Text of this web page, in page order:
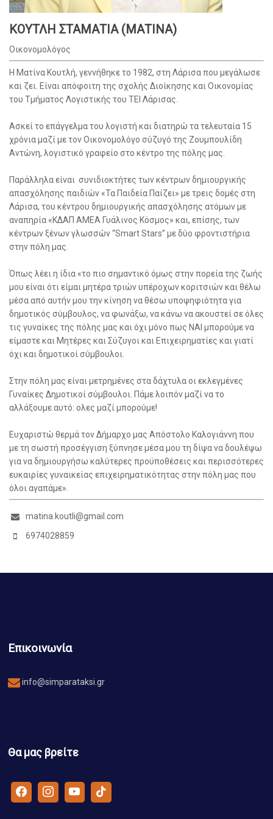
ΚΟΥΤΛΗ ΣΤΑΜΑΤΙΑ (ΜΑΤΙΝΑ)
Οικονομολόγος
Η Ματίνα Κουτλή, γεννήθηκε το 1982, στη Λάρισα που μεγάλωσε
και ζει. Είναι απόφοιτη της σχολής Διοίκησης και Οικονομίας
του Τμήματος Λογιστικής του ΤΕΙ Λάρισας.
Ασκεί το επάγγελμα του λογιστή και διατηρώ τα τελευταία 15
χρόνια μαζί με τον Οικονομολόγο σύζυγό της Ζουμπουλίδη
Αντώνη, λογιστικό γραφείο στο κέντρο της πόλης μας.
Παράλληλα είναι συνιδιοκτήτες των κέντρων δημιουργικής
απασχόλησης παιδιών «Τα Παιδεία Παίζει» με τρεις δομές στη
Λάρισα, του κέντρου δημιουργικής απασχόλησης ατόμων με
αναπηρία «ΚΔΑΠ ΑΜΕΑ Γυάλινος Κόσμος» και, επίσης, των
κέντρων ξένων γλωσσών “Smart Stars” με δύο φροντιστήρια
στην πόλη μας.
Όπως λέει η ίδια «το πιο σημαντικό όμως στην πορεία της ζωής
μου είναι ότι είμαι μητέρα τριών υπέροχων κοριτσιών και θέλω
μέσα από αυτήν μου την κίνηση να θέσω υποψηφιότητα για
δημοτικός σύμβουλος, να φωνάξω, να κάνω να ακουστεί σε όλες
τις γυναίκες της πόλης μας και όχι μόνο πως ΝΑΙ μπορούμε να
είμαστε και Μητέρες και Σύζυγοι και Επιχειρηματίες και γιατί
όχι και δημοτικοί σύμβουλοι.
Στην πόλη μας είναι μετρημένες στα δάχτυλα οι εκλεγμένες
Γυναίκες Δημοτικοί σύμβουλοι. Πάμε λοιπόν μαζί να το
αλλάξουμε αυτό: ολες μαζί μπορούμε!
Ευχαριστώ θερμά τον Δήμαρχο μας Απόστολο Καλογιάννη που
με τη σωστή προσέγγιση ξύπνησε μέσα μου τη δίψα να δουλέψω
για να δημιουργήσω καλύτερες προϋποθέσεις και περισσότερες
ευκαιρίες γυναικείας επιχειρηματικότητας στην πόλη μας που
όλοι αγαπάμε».
matina.koutli@gmail.com
6974028859
Επικοινωνία
info@simparataksi.gr
Θα μας βρείτε